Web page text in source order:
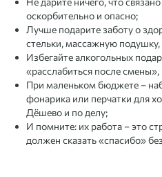
оскорбительно и опасно;
Лучше подарите заботу о
стельки, массажную
Избегайте алкогольных
«расслабиться после смены»,
При маленьком бюджете –
фонарика или перчатки для
Дёшево и по делу;
И помните: их работа – это
должен сказать «спасибо»